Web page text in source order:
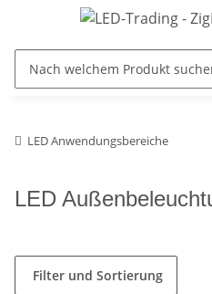
LED Anwendungsbereiche
LED
Filter und Sortierung